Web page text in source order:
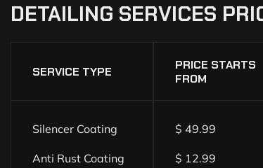
DETAILING SERVICES
SERVICE TYPE
PRICE STARTS
FROM
Silencer Coating $ 49.99
Anti Rust Coating $ 12.99